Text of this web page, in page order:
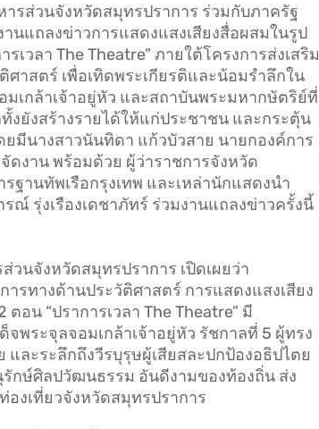
รส่วนจังหวัดสมุทรปราการ ร่วมกับภาครัฐ
นแถลงข่าวการแสดงแสงเสียงสื่อผสมในรูป
เวลา The Theatre” ภายใต้โครงการส่งเสริม
าสตร์ เพื่อเทิดพระเกียรติและน้อมรำลึกใน
กล้าเจ้าอยู่หัว และสถาบันพระมหากษัตริย์ที่
งยังสร้างรายได้ให้แก่ประชาชน และกระตุ้น
มีนางสาวนันทิดา แก้วบัวสาย นายกองค์การ
ดงาน พร้อมด้วย ผู้ว่าราชการจังหวัด
ฐานทัพเรือกรุงเทพ และเหล่านักแสดงนำ
ณ์ รุ่งเรืองเดชาภัทร์ ร่วมงานแถลงข่าวครั้งนี้
นจังหวัดสมุทรปราการ เปิดเผยว่า
ารทางด้านประวัติศาสตร์ การแสดงแสงเสียง
อน “ปราการเวลา The Theatre” มี
พระจุลจอมเกล้าเจ้าอยู่หัว รัชกาลที่ 5 ผู้ทรง
และระลึกถึงวีรบุรุษผู้เสียสละปกป้องอธิปไตย
กษ์ศิลปวัฒนธรรม อันดีงามของท้องถิ่น ส่ง
องเที่ยวจังหวัดสมุทรปราการ